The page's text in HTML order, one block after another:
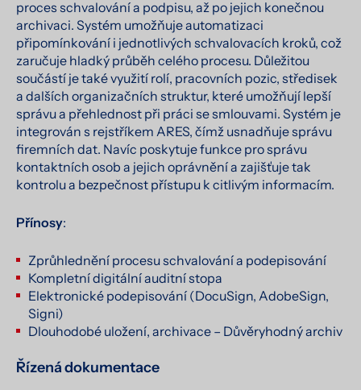
proces schvalování a podpisu, až po jejich konečnou
archivaci. Systém umožňuje automatizaci
připomínkování i jednotlivých schvalovacích kroků, což
zaručuje hladký průběh celého procesu. Důležitou
součástí je také využití rolí, pracovních pozic, středisek
a dalších organizačních struktur, které umožňují lepší
správu a přehlednost při práci se smlouvami. Systém je
integrován s rejstříkem ARES, čímž usnadňuje správu
firemních dat. Navíc poskytuje funkce pro správu
kontaktních osob a jejich oprávnění a zajišťuje tak
kontrolu a bezpečnost přístupu k citlivým informacím.
Přínosy:
Zprůhlednění procesu schvalování a podepisování
Kompletní digitální auditní stopa
Elektronické podepisování (DocuSign, AdobeSign,
Signi)
Dlouhodobé uložení, archivace – Důvěryhodný archiv
Řízená dokumentace